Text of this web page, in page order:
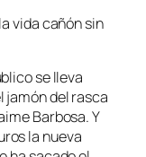
vida cañón sin
se lleva
jamón del rasca
Barbosa. Y
la nueva